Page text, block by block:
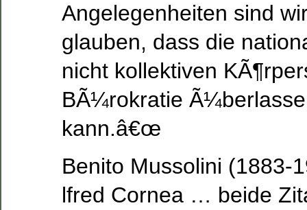
Angelegenheiten sind
glauben, dass die
nicht kollektiven
BÃ¼rokratie
kann.â€œ
Benito Mussolini (1883-
lfred Cornea … beide